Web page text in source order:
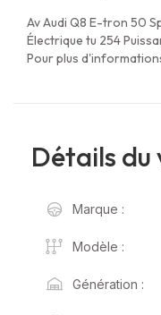
Av Audi Q8 E-tron 50
Électrique tu 254
Pour plus
Détails du
Marque :
Modèle :
Génération :